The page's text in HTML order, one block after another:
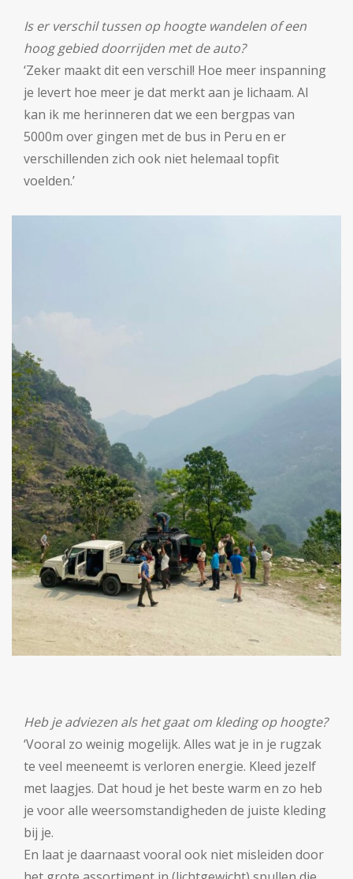
Is er verschil tussen op hoogte wandelen of een
hoog gebied doorrijden met de auto?
‘Zeker maakt dit een verschil! Hoe meer inspanning
je levert hoe meer je dat merkt aan je lichaam. Al
kan ik me herinneren dat we een bergpas van
5000m over gingen met de bus in Peru en er
verschillenden zich ook niet helemaal topfit
voelden.’
Heb je adviezen als het gaat om kleding op hoogte?
‘Vooral zo weinig mogelijk. Alles wat je in je rugzak
te veel meeneemt is verloren energie. Kleed jezelf
met laagjes. Dat houd je het beste warm en zo heb
je voor alle weersomstandigheden de juiste kleding
bij je.
En laat je daarnaast vooral ook niet misleiden door